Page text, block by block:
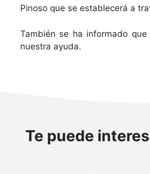
Pinoso que se establecerá a
También se ha informado
nuestra ayuda.
Te puede